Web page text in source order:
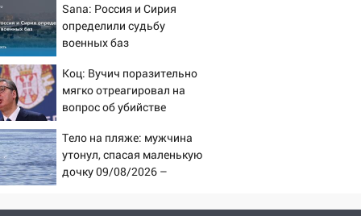
«Ульяновскалипсис»: последствия
урагана 8 августа
16:38
области на 9 августа
16:34
Из-за мощной непогоды в
Ульяновске отменили фестиваль «Наше
время»
16:17
Мелекесский район первым в
Ульяновской области намолотил более
100 тысяч тонн зерна
Sana: Россия и Сирия
определили судьбу
военных баз
Коц: Вучич поразительно
мягко отреагировал на
вопрос об убийстве
Тело на пляже: мужчина
утонул, спасая маленькую
дочку 09/08/2026 –